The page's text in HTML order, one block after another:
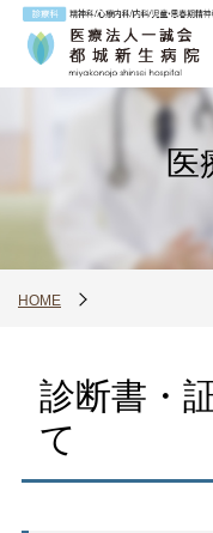
医
HOME
診断書・
て